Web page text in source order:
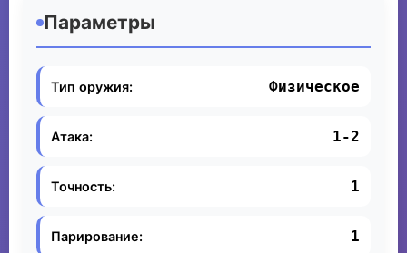
Параметры
Тип оружия: Физическое
Атака: 1-2
Точность: 1
Парирование: 1